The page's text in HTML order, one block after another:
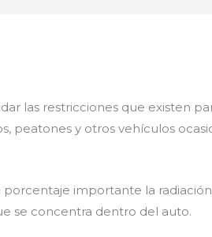
las restricciones que existen
peatones y otros vehículos
importante la
se concentra dentro del auto.